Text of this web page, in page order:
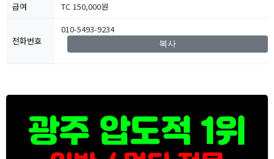
급여
TC 150,000원
전화번호
010-5493-9234
복사